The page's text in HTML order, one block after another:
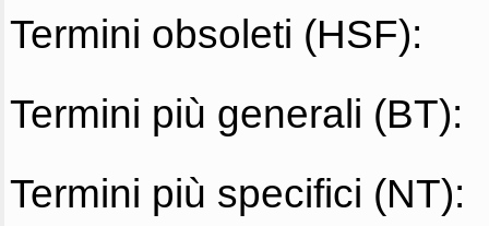
Termini obsoleti (HSF):
Termini più generali (BT):
Termini più specifici (NT):